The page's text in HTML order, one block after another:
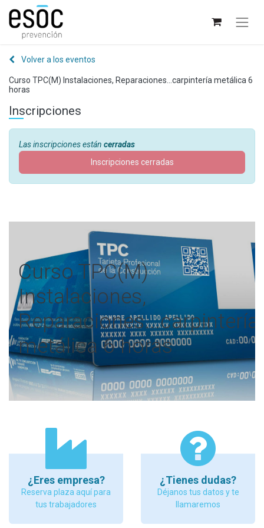
Volver a los eventos
Curso TPC(M) Instalaciones, Reparaciones...carpintería metálica 6
horas
Inscripciones
Las inscripciones están cerradas
Inscripciones cerradas
Curso TPC(M)
Instalaciones,
Reparaciones...carpintería
metálica 6 horas
¿Eres empresa?
Reserva plaza aquí para
tus trabajadores
¿Tienes dudas?
Déjanos tus datos y te
llamaremos